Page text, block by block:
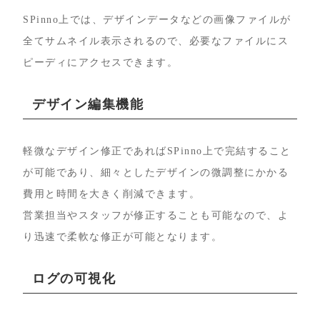
SPinno上では、デザインデータなどの画像ファイルが
全てサムネイル表示されるので、必要なファイルにス
ピーディにアクセスできます。
デザイン編集機能
軽微なデザイン修正であればSPinno上で完結すること
が可能であり、細々としたデザインの微調整にかかる
費用と時間を大きく削減できます。
営業担当やスタッフが修正することも可能なので、よ
り迅速で柔軟な修正が可能となります。
ログの可視化